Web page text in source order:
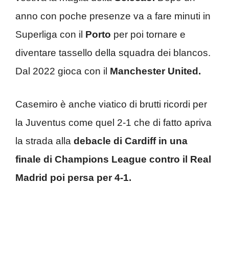
anno con poche presenze va a fare minuti in
Superliga con il Porto per poi tornare e
diventare tassello della squadra dei blancos.
Dal 2022 gioca con il Manchester United.
Casemiro è anche viatico di brutti ricordi per
la Juventus come quel 2-1 che di fatto apriva
la strada alla debacle di Cardiff in una
finale di Champions League contro il Real
Madrid poi persa per 4-1.